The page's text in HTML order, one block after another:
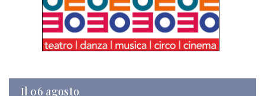
Il 06 agosto